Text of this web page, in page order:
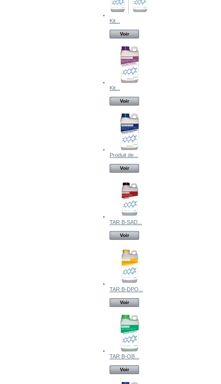
Kit...
Voir
Kit...
Voir
Produit de...
Voir
TAR B-SAD...
Voir
TAR B-DPO...
Voir
TAR B-OB...
Voir